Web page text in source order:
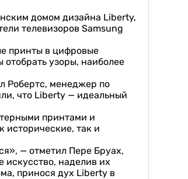
домом дизайна Liberty,
телевизоров Samsung
принты в цифровые
узоры, наиболее
Робертс, менеджер по
что Liberty — идеальный
принтами и
исторические, так и
— отметил Пере Бруах,
наделив их
принося дух Liberty в